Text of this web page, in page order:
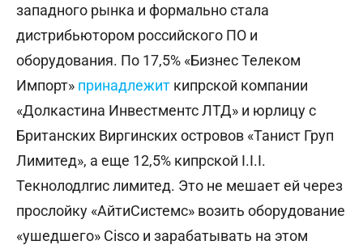
западного рынка и формально стала
дистрибьютором российского ПО и
оборудования. По 17,5% «Бизнес Телеком
Импорт» принадлежит кипрской компании
«Долкастина Инвестментс ЛТД» и юрлицу с
Британских Виргинских островов «Танист Груп
Лимитед», а еще 12,5% кипрской I.I.I.
Текнолодлrис лимитед. Это не мешает ей через
прослойку «АйтиСистемс» возить оборудование
«ушедшего» Cisco и зарабатывать на этом